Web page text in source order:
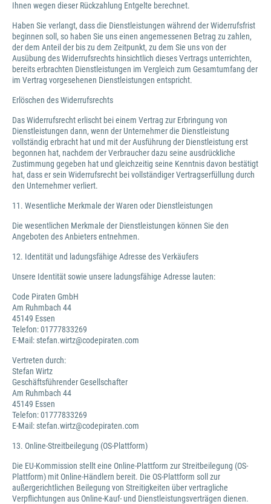
Ihnen wegen dieser Rückzahlung Entgelte berechnet.
Haben Sie verlangt, dass die Dienstleistungen während der Widerrufsfrist
beginnen soll, so haben Sie uns einen angemessenen Betrag zu zahlen,
der dem Anteil der bis zu dem Zeitpunkt, zu dem Sie uns von der
Ausübung des Widerrufsrechts hinsichtlich dieses Vertrags unterrichten,
bereits erbrachten Dienstleistungen im Vergleich zum Gesamtumfang der
im Vertrag vorgesehenen Dienstleistungen entspricht.
Erlöschen des Widerrufsrechts
Das Widerrufsrecht erlischt bei einem Vertrag zur Erbringung von
Dienstleistungen dann, wenn der Unternehmer die Dienstleistung
vollständig erbracht hat und mit der Ausführung der Dienstleistung erst
begonnen hat, nachdem der Verbraucher dazu seine ausdrückliche
Zustimmung gegeben hat und gleichzeitig seine Kenntnis davon bestätigt
hat, dass er sein Widerrufsrecht bei vollständiger Vertragserfüllung durch
den Unternehmer verliert.
11. Wesentliche Merkmale der Waren oder Dienstleistungen
Die wesentlichen Merkmale der Dienstleistungen können Sie den
Angeboten des Anbieters entnehmen.
12. Identität und ladungsfähige Adresse des Verkäufers
Unsere Identität sowie unsere ladungsfähige Adresse lauten:
Code Piraten GmbH
Am Ruhmbach 44
45149 Essen
Telefon: 01777833269
E-Mail: stefan.wirtz@codepiraten.com
Vertreten durch:
Stefan Wirtz
Geschäftsführender Gesellschafter
Am Ruhmbach 44
45149 Essen
Telefon: 01777833269
E-Mail: stefan.wirtz@codepiraten.com
13. Online-Streitbeilegung (OS-Plattform)
Die EU-Kommission stellt eine Online-Plattform zur Streitbeilegung (OS-
Plattform) mit Online-Händlern bereit. Die OS-Plattform soll zur
außergerichtlichen Beilegung von Streitigkeiten über vertragliche
Verpflichtungen aus Online-Kauf- und Dienstleistungsverträgen dienen.